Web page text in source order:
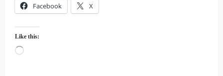
Facebook X
Like this:
Loading…